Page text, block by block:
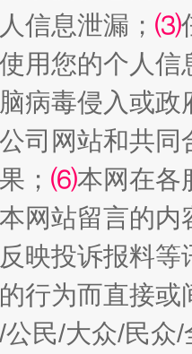
上场
信息泄漏； ⑶
用您的个人
病毒侵入或
司网站和共
； ⑹本网在各
网站留言的内
映投诉报料
行为而直接
民/大众/民